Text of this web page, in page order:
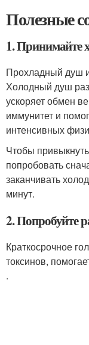
Полезные
1. Принимайте
Прохладный душ
Холодный душ
ускоряет обмен
иммунитет и
интенсивных
Чтобы
попробовать
заканчивать
минут.
2. Попробуйте
Краткосрочное
токсинов,
.